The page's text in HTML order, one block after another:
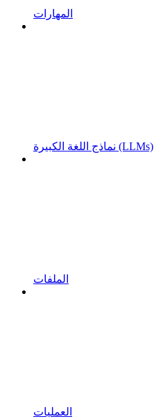
المهارات
نماذج اللغة الكبيرة (LLMs)
الملفات
العمليات